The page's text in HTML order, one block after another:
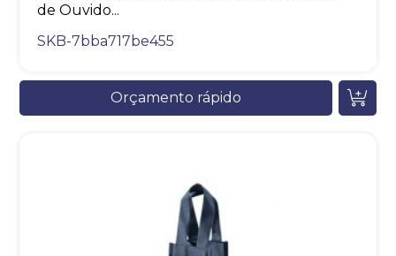
de Ouvido...
SKB-7bba717be455
Orçamento rápido